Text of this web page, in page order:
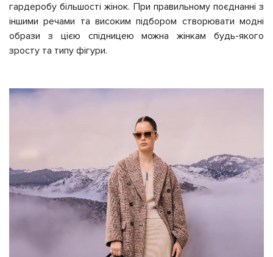
гардеробу більшості жінок. При правильному поєднанні з
іншими речами та високим підбором створювати модні
образи з цією спідницею можна жінкам будь-якого
зросту та типу фігури.